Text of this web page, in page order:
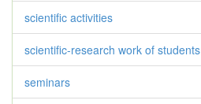
scientific activities
scientific-research work of students
seminars